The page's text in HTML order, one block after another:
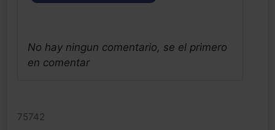
No hay ningun comentario, se el primero
en comentar
75742